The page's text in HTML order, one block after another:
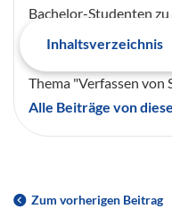
Inhaltsverzeichnis
Bachelor-Studenten
Mehrsprachigkeit
Frau Mohr gibt
Thema "Verfassen von
Alle Beiträge von
Zum vorherigen Beitrag